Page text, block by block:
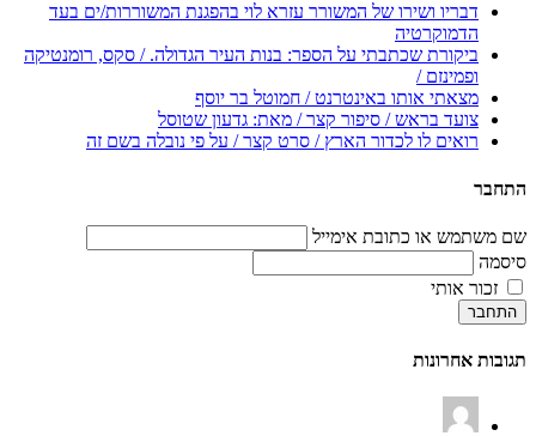
דבריו ושירו של המשורר עזרא לוי בהפגנת המשוררות/ים בעד
הדמוקרטיה
ביקורת שכתבתי על הספר: בנות העיר הגדולה. / סקס, רומנטיקה
ופמינזם /
מצאתי אותו באינטרנט / חמוטל בר יוסף
צועד בראש / סיפור קצר / מאת: גדעון שטוסל
רואים לו לכדור הארץ / סרט קצר / על פי נובלה בשם זה
התחבר
שם משתמש או כתובת אימייל
סיסמה
זכור אותי
התחבר
תגובות אחרונות